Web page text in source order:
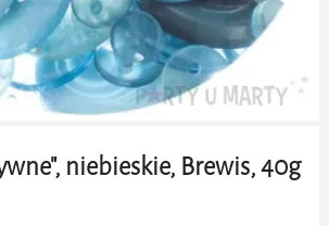
niebieskie, Brewis, 40g